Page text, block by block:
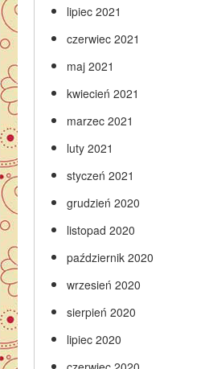
lipiec 2021
czerwiec 2021
maj 2021
kwiecień 2021
marzec 2021
luty 2021
styczeń 2021
grudzień 2020
listopad 2020
październik 2020
wrzesień 2020
sierpień 2020
lipiec 2020